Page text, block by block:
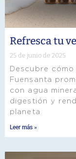
Refresca tu
25 de junio de 2025
Descubre
Fuensanta
con agua
digestión y
planeta.
Leer más »